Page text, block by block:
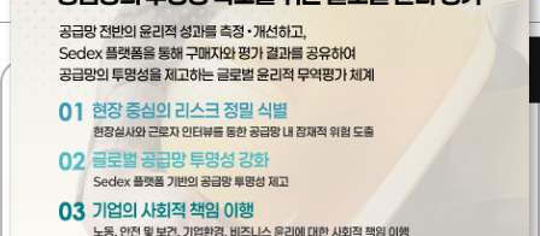
1 2 3 4 5 6
VDA 교육
＋